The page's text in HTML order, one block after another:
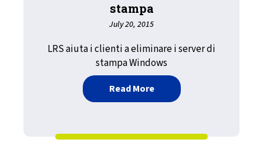
stampa
July 20, 2015
LRS aiuta i clienti a eliminare i server di
stampa Windows
Read Moreabout Eliminare i server